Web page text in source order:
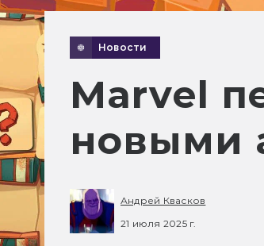
Новости
Marvel
новыми
Андрей Квасков
21 июля 2025 г.